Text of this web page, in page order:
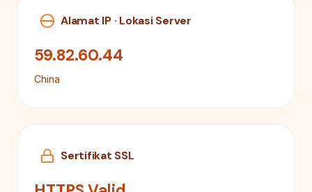
Alamat IP · Lokasi Server
59.82.60.44
China
Sertifikat SSL